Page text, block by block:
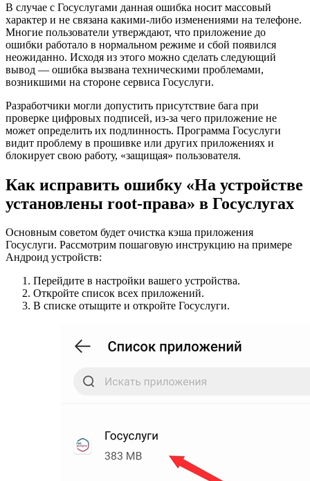
В случае с Госуслугами данная ошибка носит массовый
характер и не связана какими-либо изменениями на телефоне.
Многие пользователи утверждают, что приложение до
ошибки работало в нормальном режиме и сбой появился
неожиданно. Исходя из этого можно сделать следующий
вывод — ошибка вызвана техническими проблемами,
возникшими на стороне сервиса Госуслуги.
Разработчики могли допустить присутствие бага при
проверке цифровых подписей, из-за чего приложение не
может определить их подлинность. Программа Госуслуги
видит проблему в прошивке или других приложениях и
блокирует свою работу, «защищая» пользователя.
Как исправить ошибку «На устройстве
установлены root-права» в Госуслугах
Основным советом будет очистка кэша приложения
Госуслуги. Рассмотрим пошаговую инструкцию на примере
Андроид устройств:
Перейдите в настройки вашего устройства.
Откройте список всех приложений.
В списке отыщите и откройте Госуслуги.